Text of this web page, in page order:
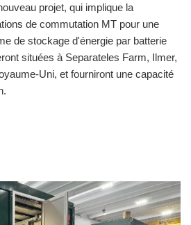
projet, qui implique la
de commutation MT pour une
de stockage d'énergie par batterie
situées à Separateles Farm, Ilmer,
Uni, et fourniront une capacité